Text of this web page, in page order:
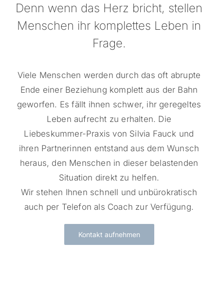
Denn wenn das Herz bricht, stellen
Menschen ihr komplettes Leben in
Frage.
Viele Menschen werden durch das oft abrupte
Ende einer Beziehung komplett aus der Bahn
geworfen. Es fällt ihnen schwer, ihr geregeltes
Leben aufrecht zu erhalten. Die
Liebeskummer-Praxis von Silvia Fauck und
ihren Partnerinnen entstand aus dem Wunsch
heraus, den Menschen in dieser belastenden
Situation direkt zu helfen.
Wir stehen Ihnen schnell und unbürokratisch
auch per Telefon als Coach zur Verfügung.
Kontakt aufnehmen